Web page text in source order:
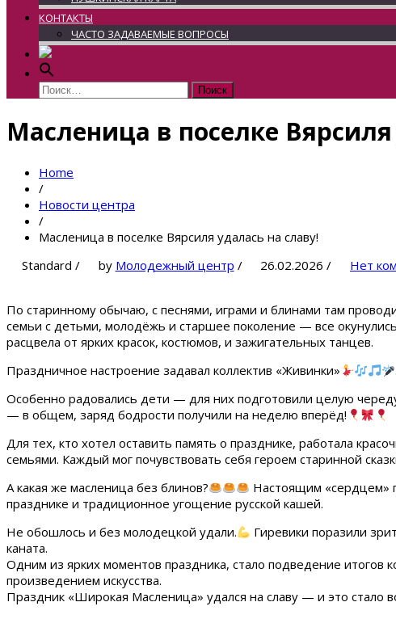
КОНТАКТЫ
ЧАСТО ЗАДАВАЕМЫЕ ВОПРОСЫ
Найти:
Масленица в поселке
Home
/
Новости центра
/
Масленица в поселке Вярсиля удалась на славу!
Standard / by Молодежный центр / 26.02.2026/ Нет
По старинному обычаю, с песнями, играми и блинами там
семьи с детьми, молодёжь и старшее поколение — все
расцвела от ярких красок, костюмов, и зажигательных танцев.
Праздничное настроение задавал коллектив «Живинки»
Особенно радовались дети — для них подготовили целую
— в общем, заряд бодрости получили на неделю вперёд!
Для тех, кто хотел оставить память о празднике, работала
семьями. Каждый мог почувствовать себя героем старинной
А какая же масленица без блинов?
Настоящим «сердцем»
празднике и традиционное угощение русской кашей.
Не обошлось и без молодецкой удали.
Гиревики поразили
каната.
Одним из ярких моментов праздника, стало подведение
произведением искусства.
Праздник «Широкая Масленица» удался на славу — и это